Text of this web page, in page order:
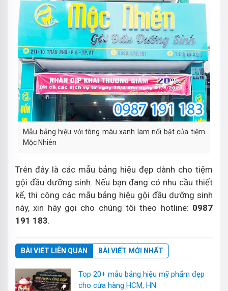
Mẫu bảng hiệu với tông màu xanh lam nổi bật của tiệm
Mộc Nhiên
Trên đây là các mẫu bảng hiệu đẹp dành cho tiệm
gội đầu dưỡng sinh. Nếu bạn đang có nhu cầu thiết
kế, thi công các mẫu bảng hiệu gội đầu dưỡng sinh
này, xin hãy gọi cho chúng tôi theo hotline: 0987
191 183.
BÀI VIẾT LIÊN QUAN BÀI VIẾT MỚI NHẤT
Top 20+ mẫu bảng hiệu mỹ phẩm đẹp
cho cửa hàng HCM, HN